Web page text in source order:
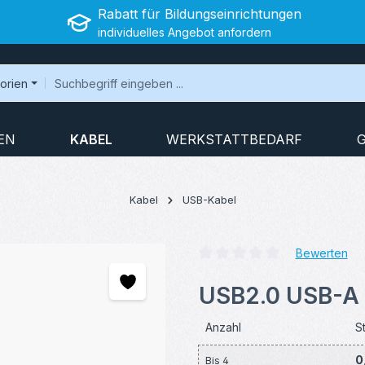
Rabatt für Bildungseinrichtungen
individuelles Angebot anfordern
KABEL WERKSTATTBEDARF
Kabel USB-Kabel
Bewerten
USB2.0 USB-
Anzahl
Bis 4